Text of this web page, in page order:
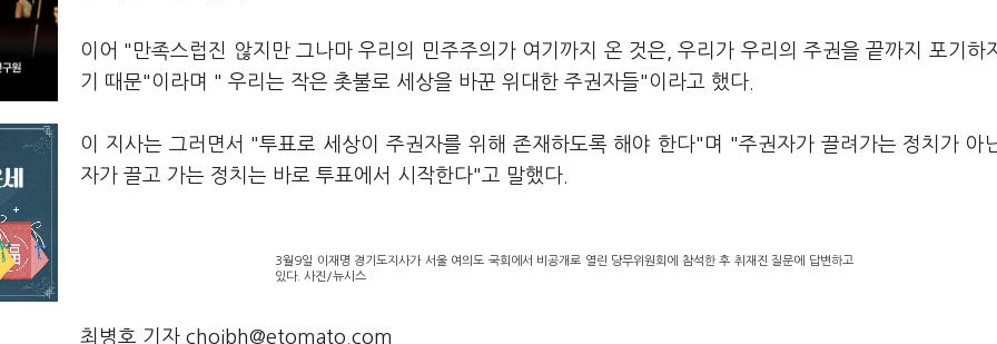
이어 "만족스럽진 않지만 그나마 우리의 민주주의가 여기까지 온 것은, 우리가 우리의 주권을 끝까지 포기하
기 때문"이라며 " 우리는 작은 촛불로 세상을 바꾼 위대한 주권자들"이라고 했다.
이 지사는 그러면서 "투표로 세상이 주권자를 위해 존재하도록 해야 한다"며 "주권자가 끌려가는 정치가 아
자가 끌고 가는 정치는 바로 투표에서 시작한다"고 말했다.
3월9일 이재명 경기도지사가 서울 여의도 국회에서 비공개로 열린 당무위원회에 참석한 후 취재진 질문에 답변하고
있다. 사진/뉴시스
최병호 기자 choibh@etomato.com